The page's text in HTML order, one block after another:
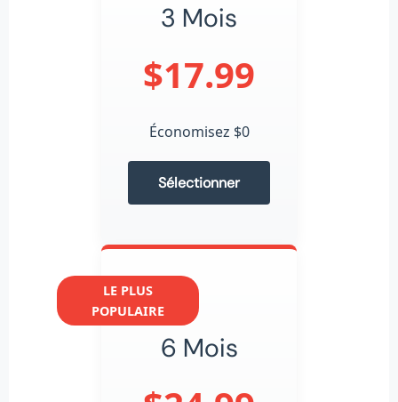
3 Mois
$17.99
Économisez $0
Sélectionner
LE PLUS
POPULAIRE
6 Mois